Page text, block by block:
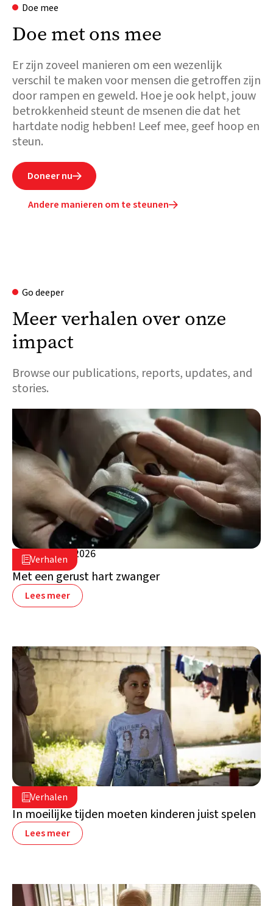
Doe mee
Doe met ons mee
Er zijn zoveel manieren om een wezenlijk
verschil te maken voor mensen die getroffen zijn
door rampen en geweld. Hoe je ook helpt, jouw
betrokkenheid steunt de msenen die dat het
hartdate nodig hebben! Leef mee, geef hoop en
steun.
Doneer nu
Andere manieren om te steunen
Go deeper
Meer verhalen over onze
impact
Browse our publications, reports, updates, and
stories.
Verhalen
5 augustus 2026
Libanon
Met een gerust hart zwanger
Lees meer
Verhalen
16 juli 2026
Libanon
In moeilijke tijden moeten kinderen juist spelen
Lees meer